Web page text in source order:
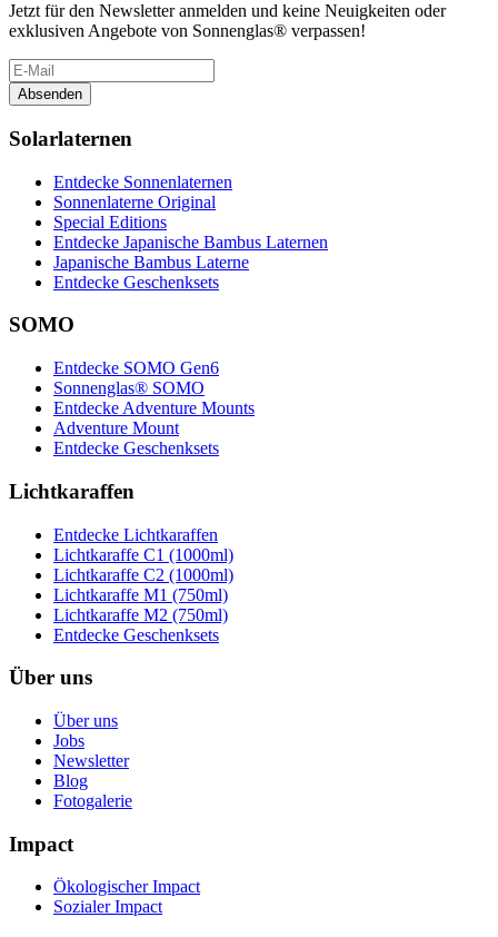
Jetzt für den Newsletter anmelden und keine Neuigkeiten oder
exklusiven Angebote von Sonnenglas® verpassen!
Absenden
Solarlaternen
Entdecke Sonnenlaternen
Sonnenlaterne Original
Special Editions
Entdecke Japanische Bambus Laternen
Japanische Bambus Laterne
Entdecke Geschenksets
SOMO
Entdecke SOMO Gen6
Sonnenglas® SOMO
Entdecke Adventure Mounts
Adventure Mount
Entdecke Geschenksets
Lichtkaraffen
Entdecke Lichtkaraffen
Lichtkaraffe C1 (1000ml)
Lichtkaraffe C2 (1000ml)
Lichtkaraffe M1 (750ml)
Lichtkaraffe M2 (750ml)
Entdecke Geschenksets
Über uns
Über uns
Jobs
Newsletter
Blog
Fotogalerie
Impact
Ökologischer Impact
Sozialer Impact